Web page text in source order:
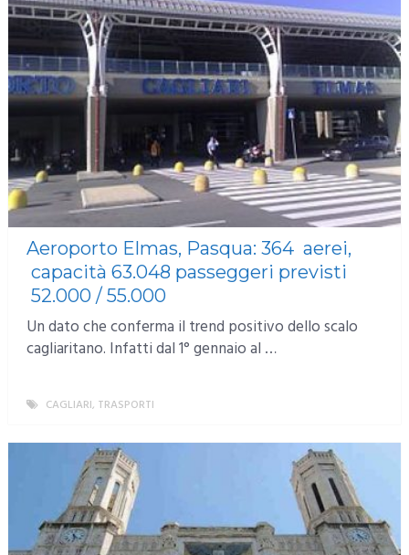
Aeroporto Elmas, Pasqua: 364 aerei,
capacità 63.048 passeggeri previsti
52.000 / 55.000
Un dato che conferma il trend positivo dello scalo
cagliaritano. Infatti dal 1° gennaio al …
CAGLIARI, TRASPORTI